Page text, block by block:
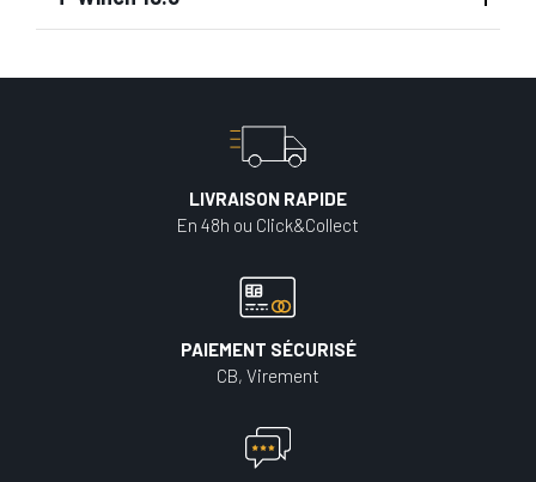
LIVRAISON RAPIDE
En 48h ou Click&Collect
PAIEMENT SÉCURISÉ
CB, Virement